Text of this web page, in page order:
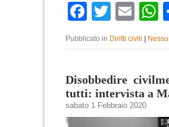
Facebook
Twitter
Pubblicato in Diritti civili
Disobbedire
tutti: intervista a
sabato 1 Febbraio 2020